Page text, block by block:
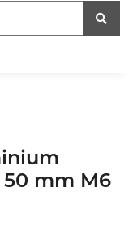
mm M6